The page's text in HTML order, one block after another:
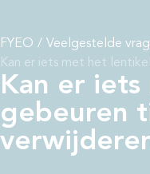
FYEO / Veelgestelde
Kan er iets met het
Kan er
gebeuren